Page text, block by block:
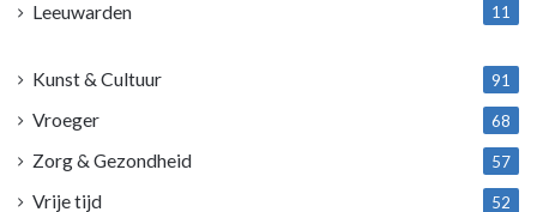
Leeuwarden
11
Kunst & Cultuur 91
Vroeger 68
Zorg & Gezondheid 57
Vrije tijd 52